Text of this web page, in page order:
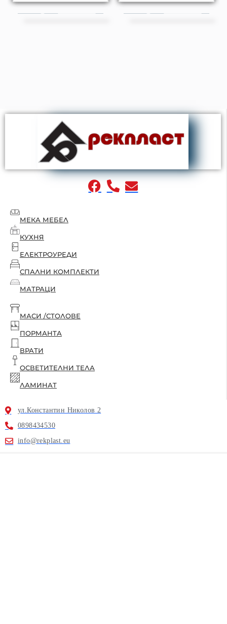
МЕКА МЕБЕЛ
КУХНЯ
ЕЛЕКТРОУРЕДИ
СПАЛНИ КОМПЛЕКТИ
МАТРАЦИ
МАСИ /СТОЛОВЕ
ПОРМАНТА
ВРАТИ
ОСВЕТИТЕЛНИ ТЕЛА
ЛАМИНАТ
ул.Константин Николов 2
0898434530
info@rekplast.eu